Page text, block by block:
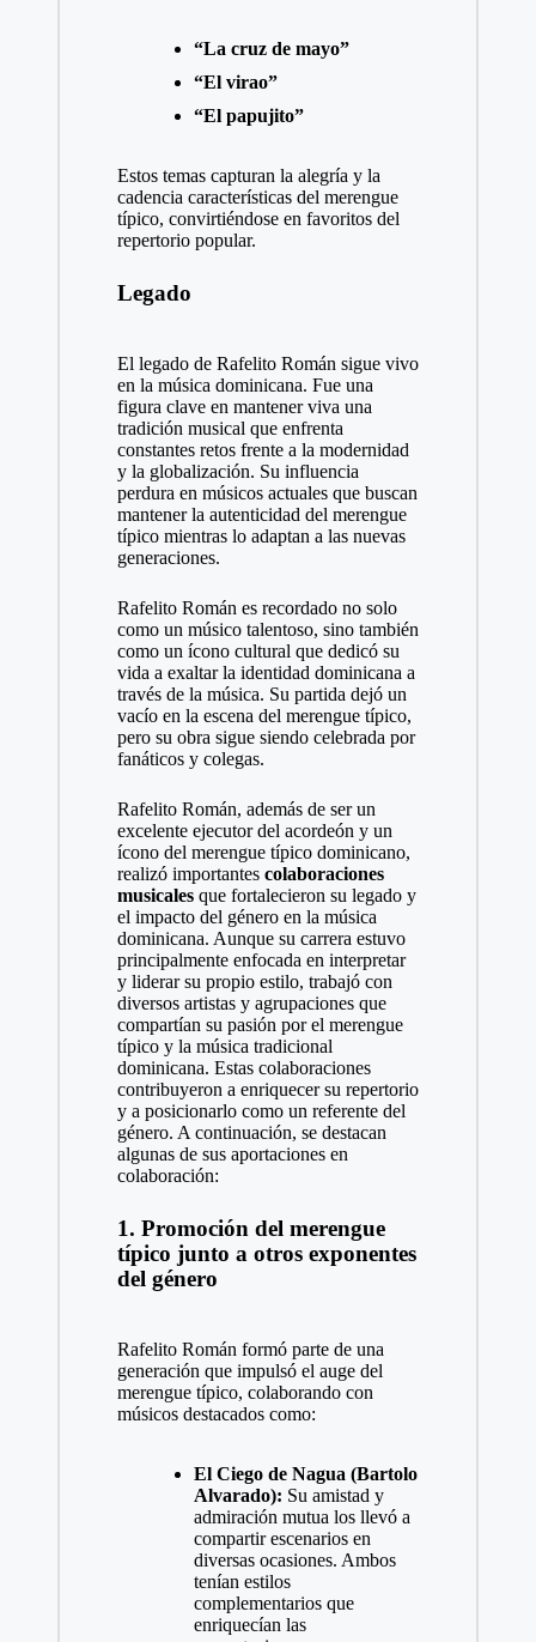
“La cruz de mayo”
“El virao”
“El papujito”
Estos temas capturan la alegría y la
cadencia características del merengue
típico, convirtiéndose en favoritos del
repertorio popular.
Legado
El legado de Rafelito Román sigue vivo
en la música dominicana. Fue una
figura clave en mantener viva una
tradición musical que enfrenta
constantes retos frente a la modernidad
y la globalización. Su influencia
perdura en músicos actuales que buscan
mantener la autenticidad del merengue
típico mientras lo adaptan a las nuevas
generaciones.
Rafelito Román es recordado no solo
como un músico talentoso, sino también
como un ícono cultural que dedicó su
vida a exaltar la identidad dominicana a
través de la música. Su partida dejó un
vacío en la escena del merengue típico,
pero su obra sigue siendo celebrada por
fanáticos y colegas.
Rafelito Román, además de ser un
excelente ejecutor del acordeón y un
ícono del merengue típico dominicano,
realizó importantes colaboraciones
musicalesque fortalecieron su legado y
el impacto del género en la música
dominicana. Aunque su carrera estuvo
principalmente enfocada en interpretar
y liderar su propio estilo, trabajó con
diversos artistas y agrupaciones que
compartían su pasión por el merengue
típico y la música tradicional
dominicana. Estas colaboraciones
contribuyeron a enriquecer su repertorio
y a posicionarlo como un referente del
género. A continuación, se destacan
algunas de sus aportaciones en
colaboración:
1. Promoción del merengue
típico junto a otros exponentes
del género
Rafelito Román formó parte de una
generación que impulsó el auge del
merengue típico, colaborando con
músicos destacados como:
El Ciego de Nagua (Bartolo
Alvarado): Su amistad y
admiración mutua los llevó a
compartir escenarios en
diversas ocasiones. Ambos
tenían estilos
complementarios que
enriquecían las